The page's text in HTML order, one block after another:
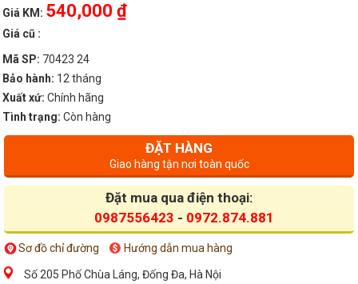
Giá KM: 540,000 ₫
Giá cũ :
Mã SP: 70423 24
Bảo hành: 12 tháng
Xuất xứ: Chính hãng
Tình trạng: Còn hàng
ĐẶT HÀNG
Giao hàng tận nơi toàn quốc
Đặt mua qua điện thoại:
0987556423 - 0972.874.881
Sơ đồ chỉ đường Hướng dẫn mua hàng
Số 205 Phố Chùa Láng, Đống Đa, Hà Nội